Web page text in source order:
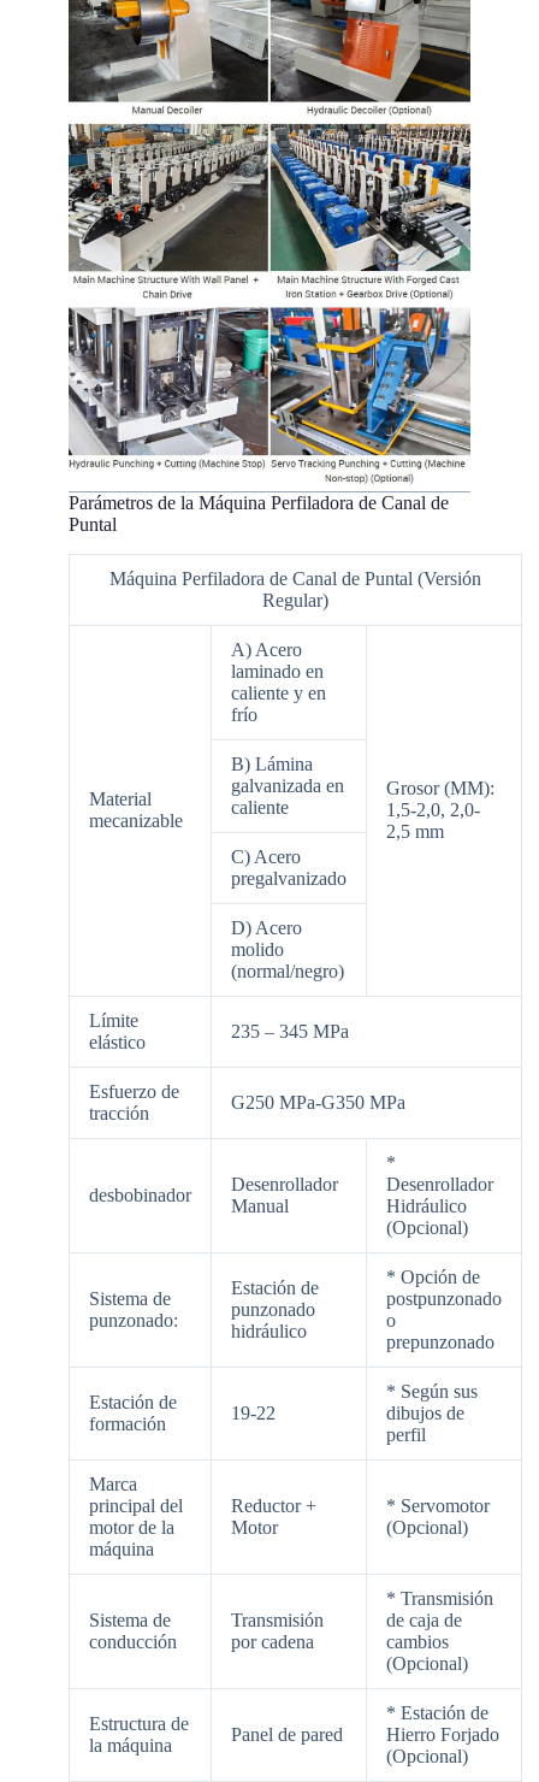
Parámetros de la Máquina Perfiladora de Canal de
Puntal
Máquina Perfiladora de Canal de Puntal (Versión
Regular)
Material
mecanizable
A) Acero
laminado en
caliente y en
frío
Grosor (MM):
1,5-2,0, 2,0-
2,5 mm
B) Lámina
galvanizada en
caliente
C) Acero
pregalvanizado
D) Acero
molido
(normal/negro)
Límite
elástico
235 – 345 MPa
Esfuerzo de
tracción
G250 MPa-G350 MPa
desbobinador
Desenrollador
Manual
*
Desenrollador
Hidráulico
(Opcional)
Sistema de
punzonado:
Estación de
punzonado
hidráulico
* Opción de
postpunzonado
o
prepunzonado
Estación de
formación
19-22
* Según sus
dibujos de
perfil
Marca
principal del
motor de la
máquina
Reductor +
Motor
* Servomotor
(Opcional)
Sistema de
conducción
Transmisión
por cadena
* Transmisión
de caja de
cambios
(Opcional)
Estructura de
la máquina
Panel de pared
* Estación de
Hierro Forjado
(Opcional)